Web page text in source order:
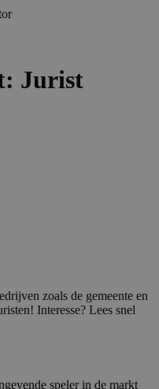
Jurist
zoals de gemeente en
Interesse? Lees snel
speler in de markt